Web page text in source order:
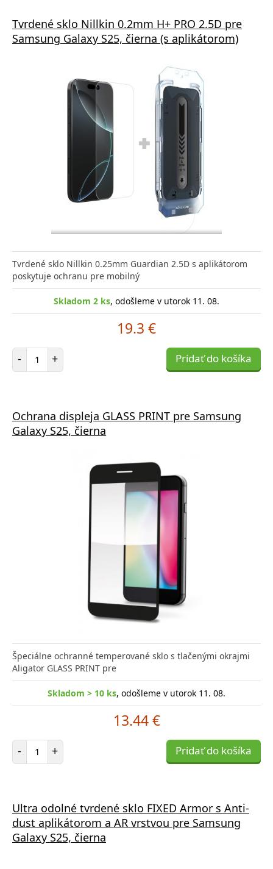
Tvrdené sklo Nillkin 0.2mm H+ PRO 2.5D pre
Samsung Galaxy S25, čierna (s aplikátorom)
Tvrdené sklo Nillkin 0.25mm Guardian 2.5D s aplikátorom
poskytuje ochranu pre mobilný
Skladom 2 ks, odošleme v utorok 11. 08.
19.3 €
- Počet položiek
+ Pridať do košíka
Ochrana displeja GLASS PRINT pre Samsung
Galaxy S25, čierna
Špeciálne ochranné temperované sklo s tlačenými okrajmi
Aligator GLASS PRINT pre
Skladom > 10 ks, odošleme v utorok 11. 08.
13.44 €
- Počet položiek
+ Pridať do košíka
Ultra odolné tvrdené sklo FIXED Armor s Anti-
dust aplikátorom a AR vrstvou pre Samsung
Galaxy S25, čierna